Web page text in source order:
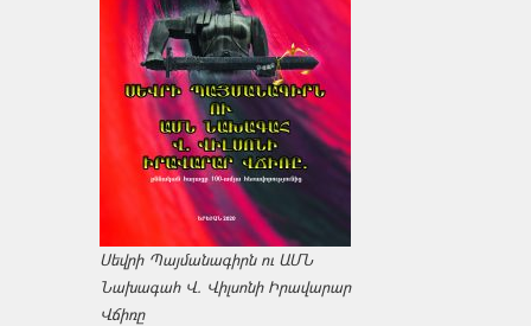
Սեվրի Պայմանագիրն ու ԱՄՆ
Նախագահ Վ. Վիլսոնի Իրավարար
Վճիռը